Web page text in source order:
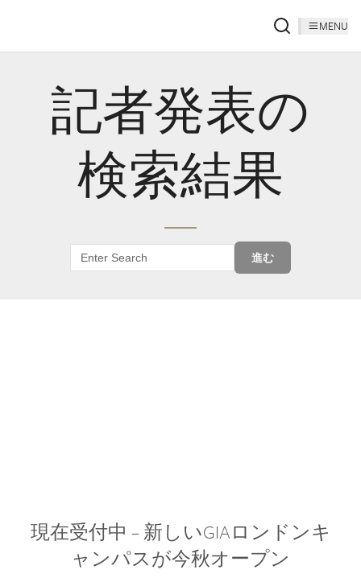
MENU
記者発表の
検索結果
進む
現在受付中 – 新しいGIAロンドンキ
ャンパスが今秋オープン